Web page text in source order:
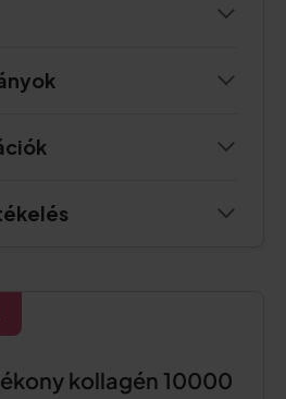
kollagén 10000